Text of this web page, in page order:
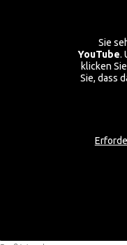
Sie
YouTube.
klicken
Sie, dass